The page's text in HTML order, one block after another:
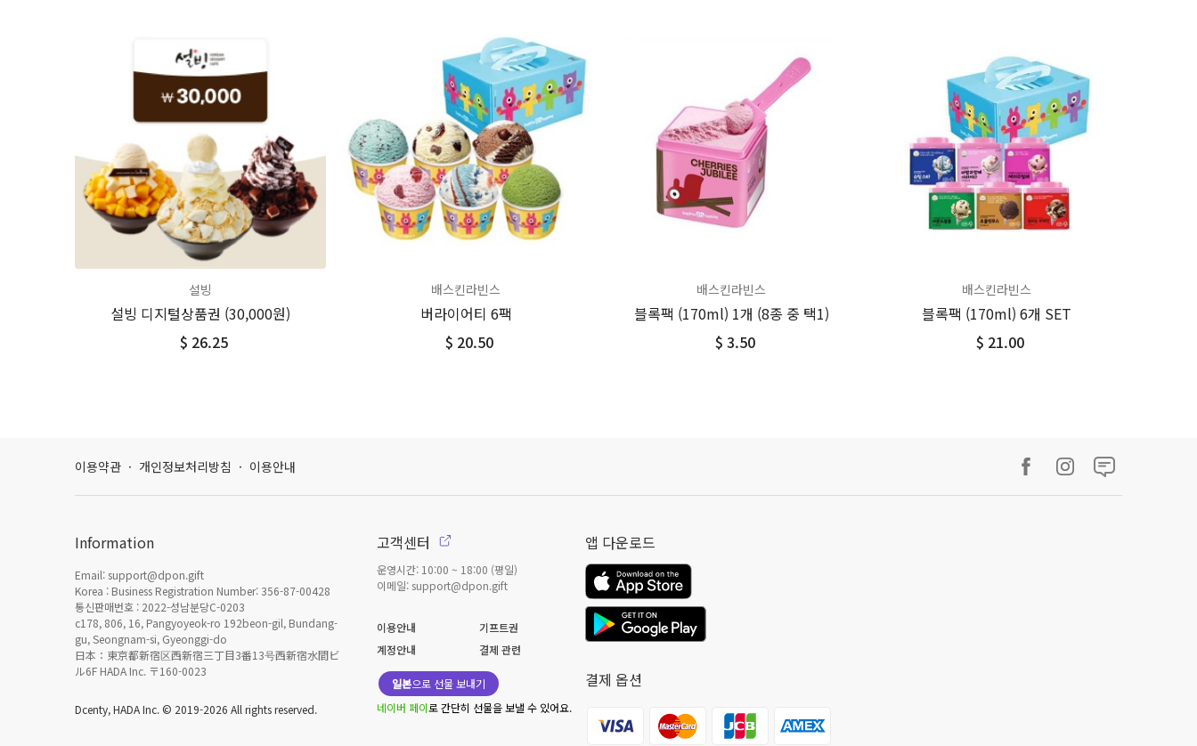
설빙
설빙 디지털상품권 (30,000원)
$ 26.25
배스킨라빈스
버라이어티 6팩
$ 20.50
배스킨라빈스
블록팩 (170ml) 1개 (8종 중 택1)
$ 3.50
배스킨라빈스
블록팩 (170ml) 6개 SET
$ 21.00
이용약관 · 개인정보처리방침 · 이용안내
Information
Email: support@dpon.gift
Korea : Business Registration Number: 356-87-00428
통신판매번호 : 2022-성남분당C-0203
c178, 806, 16, Pangyoyeok-ro 192beon-gil, Bundang-
gu, Seongnam-si, Gyeonggi-do
日本：東京都新宿区西新宿三丁目3番13号西新宿水間ビ
ル6F HADA Inc. 〒160-0023
Dcenty, HADA Inc. © 2019-2026 All rights reserved.
고객센터
운영시간: 10:00 ~ 18:00 (평일)
이메일: support@dpon.gift
이용안내
기프트권
계정안내
결제 관련
일본으로 선물 보내기
네이버 페이로 간단히 선물을 보낼 수 있어요.
앱 다운로드
결제 옵션